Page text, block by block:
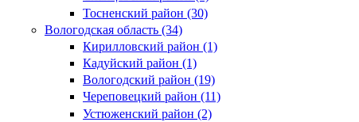
Тосненский район (30)
Вологодская область (34)
Кирилловский район (1)
Кадуйский район (1)
Вологодский район (19)
Череповецкий район (11)
Устюженский район (2)